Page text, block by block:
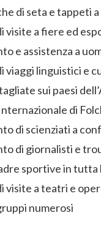
di seta e tappeti
visite a fiere ed
e assistenza a
viaggi linguistici e
sui paesi
di
di scienziati a
di giornalisti e
sportive in tutta
visite a teatri e
numerosi